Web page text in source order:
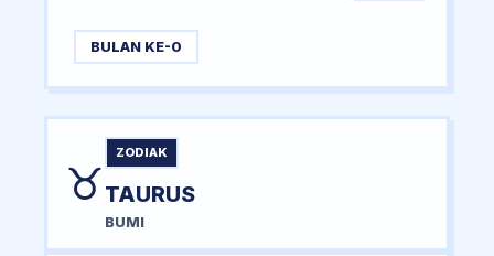
BULAN KE-0
♉
ZODIAK
TAURUS
BUMI